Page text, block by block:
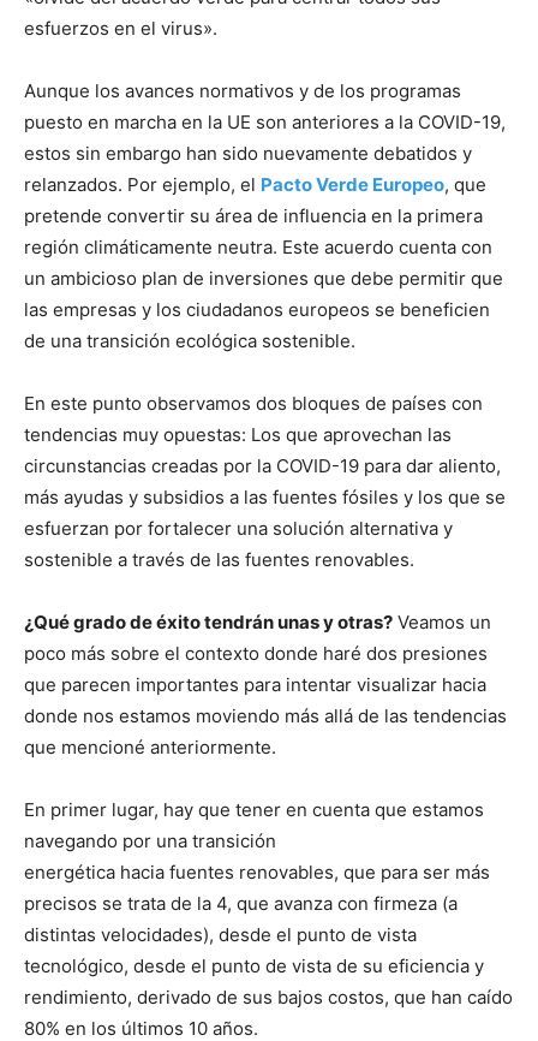
esfuerzos en el virus».
Aunque los avances normativos y de los programas
puesto en marcha en la UE son anteriores a la COVID-19,
estos sin embargo han sido nuevamente debatidos y
relanzados. Por ejemplo, el Pacto Verde Europeo, que
pretende convertir su área de influencia en la primera
región climáticamente neutra. Este acuerdo cuenta con
un ambicioso plan de inversiones que debe permitir que
las empresas y los ciudadanos europeos se beneficien
de una transición ecológica sostenible.
En este punto observamos dos bloques de países con
tendencias muy opuestas: Los que aprovechan las
circunstancias creadas por la COVID-19 para dar aliento,
más ayudas y subsidios a las fuentes fósiles y los que se
esfuerzan por fortalecer una solución alternativa y
sostenible a través de las fuentes renovables.
¿Qué grado de éxito tendrán unas y otras? Veamos un
poco más sobre el contexto donde haré dos presiones
que parecen importantes para intentar visualizar hacia
donde nos estamos moviendo más allá de las tendencias
que mencioné anteriormente.
En primer lugar, hay que tener en cuenta que estamos
navegando por una transición
energética hacia fuentes renovables, que para ser más
precisos se trata de la 4, que avanza con firmeza (a
distintas velocidades), desde el punto de vista
tecnológico, desde el punto de vista de su eficiencia y
rendimiento, derivado de sus bajos costos, que han caído
80% en los últimos 10 años.